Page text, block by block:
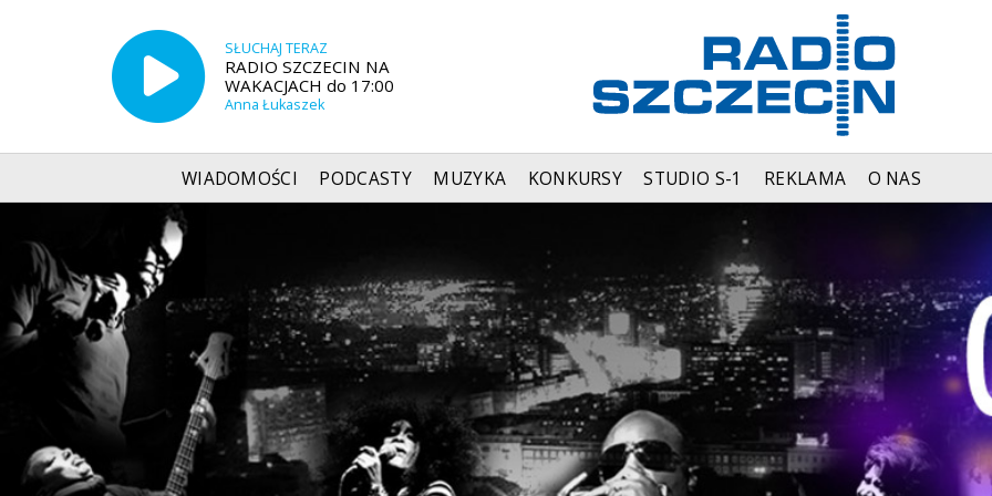
SŁUCHAJ TERAZ
RADIO SZCZECIN NA
WAKACJACH do 17:00
Anna Łukaszek
WIADOMOŚCI PODCASTY MUZYKA KONKURSY STUDIO S-1 REKLAMA O NAS